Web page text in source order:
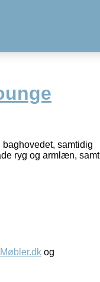
samtidig
ryg og armlæn, samt
og